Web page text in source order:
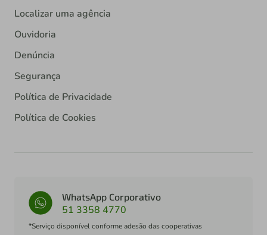
Localizar uma agência
Ouvidoria
Denúncia
Segurança
Política de Privacidade
Política de Cookies
WhatsApp Corporativo
51 3358 4770
*Serviço disponível conforme adesão das cooperativas